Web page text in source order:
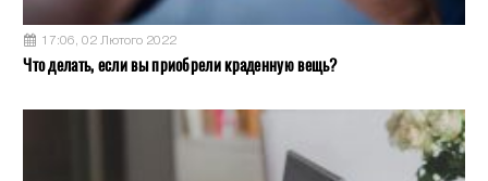
17:06, 02 Лютого 2022
Что делать, если вы приобрели краденную вещь?